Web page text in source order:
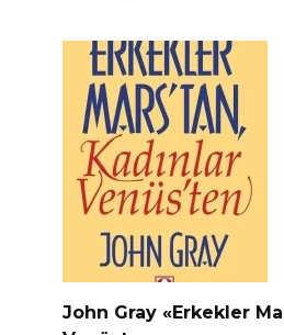
John Gray «Erkekler